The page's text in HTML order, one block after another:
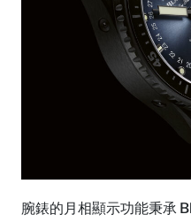
腕錶的月相顯示功能秉承